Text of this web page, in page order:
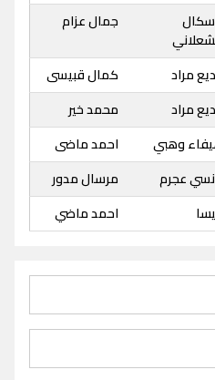
جمال عزام
مراد
كمال قبيسى
مراد
محمد خير
وهبي
احمد ماضى
عجرم
مرسال مدور
احمد ماضي